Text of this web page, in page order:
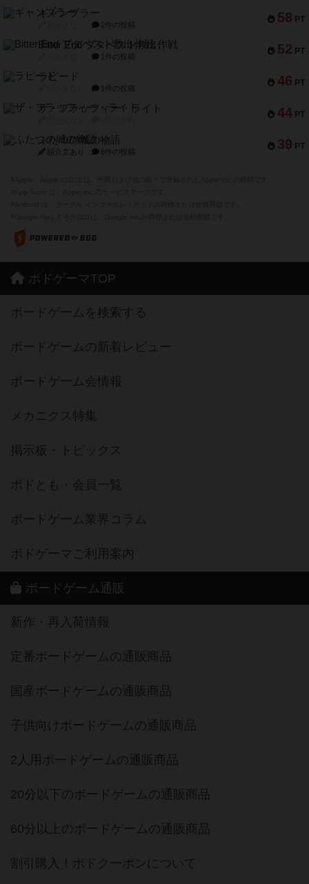
58 PT
ギャンブラー
2件の投稿
52 PT
Bitter End ブタペスト救出作戦
1件の投稿
46 PT
ラピード
1件の投稿
44 PT
ザ・フラッフィー・ライト
39 PT
ふたつの城の物語
紹介文あり 6件の投稿
ボドゲーマTOP
ボードゲームを検索する
ボードゲームの新着レビュー
ボードゲーム会情報
メカニクス特集
掲示板・トピックス
ボドとも・会員一覧
ボードゲーム業界コラム
ボドゲーマご利用案内
ボードゲーム通販
新作・再入荷情報
定番ボードゲームの通販商品
国産ボードゲームの通販商品
子供向けボードゲームの通販商品
2人用ボードゲームの通販商品
20分以下のボードゲームの通販商品
60分以上のボードゲームの通販商品
割引購入！ボドクーポンについて